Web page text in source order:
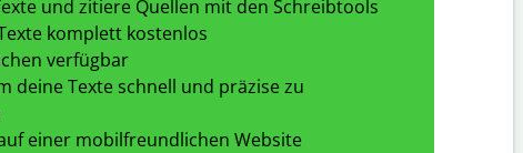
und zitiere Quellen mit den Schreibtools
komplett kostenlos
verfügbar
deine Texte schnell und präzise zu
einer mobilfreundlichen Website